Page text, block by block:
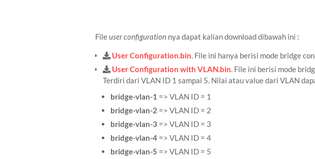
Fileuser configuration nya dapat kalian download dibawah ini :
User Configuration.bin. File ini hanya berisi mode bridge
User Configuration with VLAN.bin. File ini berisi mode
Terdiri dari VLAN ID 1 sampai 5. Nilai atau value dari VLAN
bridge-vlan-1 => VLAN ID = 1
bridge-vlan-2 => VLAN ID = 2
bridge-vlan-3 => VLAN ID = 3
bridge-vlan-4 => VLAN ID = 4
bridge-vlan-5 => VLAN ID = 5